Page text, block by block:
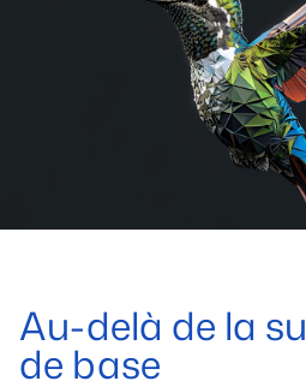
Au-delà de la
de base